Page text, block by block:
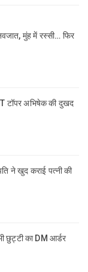
मुंह में रस्सी… फिर
टॉपर अभिषेक की दुखद
ने खुद कराई पत्नी की
छुट्टी का DM आर्डर